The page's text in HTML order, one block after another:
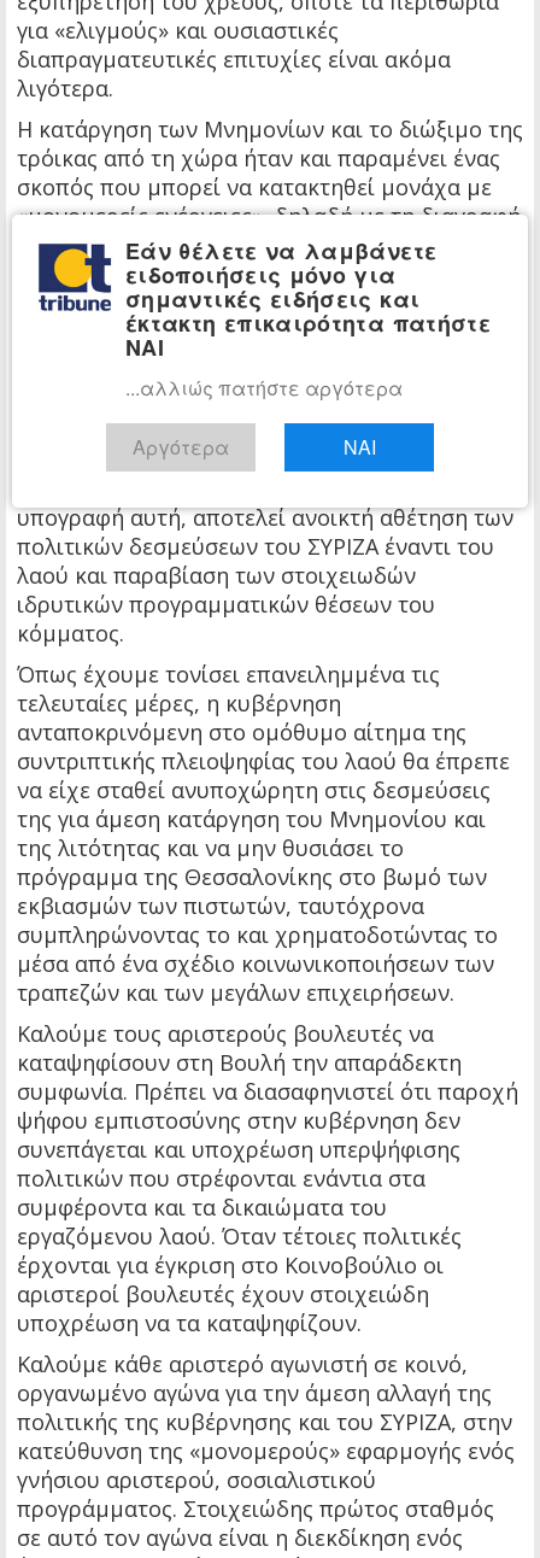
για «ελιγμούς» και ουσιαστικές
διαπραγματευτικές επιτυχίες είναι ακόμα
λιγότερα.
Η κατάργηση των Μνημονίων και το διώξιμο της
τρόικας από τη χώρα ήταν και παραμένει ένας
σκοπός που μπορεί να κατακτηθεί μονάχα με
«μονομερείς ενέργειες», δηλαδή με τη διαγραφή
του χρέους και την εφαρμογή ενός
ριζοσπαστικού, σοσιαλιστικού προγράμματος,
ικανού να προκαλέσει ένα κύμα αλληλεγγύης
και κοινού πολιτικού αγώνα ενάντια στην
λιτότητα και τον καπιταλισμό από τους
εργαζόμενους σε όλη την Ευρώπη.
Η Κομμουνιστική Τάση του ΣΥΡΙΖΑ δηλώνει την
πλήρη διαφωνία της με την υπογραφή της
υπογραφή αυτή, αποτελεί ανοικτή αθέτηση των
πολιτικών δεσμεύσεων του ΣΥΡΙΖΑ έναντι του
λαού και παραβίαση των στοιχειωδών
ιδρυτικών προγραμματικών θέσεων του
κόμματος.
Όπως έχουμε τονίσει επανειλημμένα τις
τελευταίες μέρες, η κυβέρνηση
ανταποκρινόμενη στο ομόθυμο αίτημα της
συντριπτικής πλειοψηφίας του λαού θα έπρεπε
να είχε σταθεί ανυποχώρητη στις δεσμεύσεις
της για άμεση κατάργηση του Μνημονίου και
της λιτότητας και να μην θυσιάσει το
πρόγραμμα της Θεσσαλονίκης στο βωμό των
εκβιασμών των πιστωτών, ταυτόχρονα
συμπληρώνοντας το και χρηματοδοτώντας το
μέσα από ένα σχέδιο κοινωνικοποιήσεων των
τραπεζών και των μεγάλων επιχειρήσεων.
Καλούμε τους αριστερούς βουλευτές να
καταψηφίσουν στη Βουλή την απαράδεκτη
συμφωνία. Πρέπει να διασαφηνιστεί ότι παροχή
ψήφου εμπιστοσύνης στην κυβέρνηση δεν
συνεπάγεται και υποχρέωση υπερψήφισης
πολιτικών που στρέφονται ενάντια στα
συμφέροντα και τα δικαιώματα του
εργαζόμενου λαού. Όταν τέτοιες πολιτικές
έρχονται για έγκριση στο Κοινοβούλιο οι
αριστεροί βουλευτές έχουν στοιχειώδη
υποχρέωση να τα καταψηφίζουν.
Καλούμε κάθε αριστερό αγωνιστή σε κοινό,
οργανωμένο αγώνα για την άμεση αλλαγή της
πολιτικής της κυβέρνησης και του ΣΥΡΙΖΑ, στην
κατεύθυνση της «μονομερούς» εφαρμογής ενός
γνήσιου αριστερού, σοσιαλιστικού
προγράμματος. Στοιχειώδης πρώτος σταθμός
σε αυτό τον αγώνα είναι η διεκδίκηση ενός
Εάν θέλετε να λαμβάνετε
ειδοποιήσεις μόνο για
σημαντικές ειδήσεις και
έκτακτη επικαιρότητα πατήστε
ΝΑΙ
...αλλιώς πατήστε αργότερα
Αργότερα ΝΑΙ